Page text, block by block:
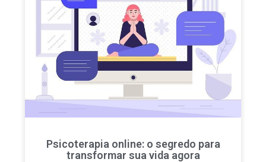
Psicoterapia online: o segredo para
transformar sua vida agora